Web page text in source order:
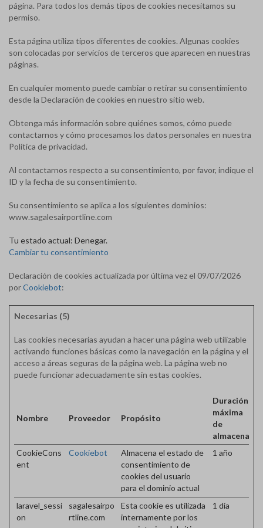
página. Para todos los demás tipos de cookies necesitamos su
permiso.
Esta página utiliza tipos diferentes de cookies. Algunas cookies
son colocadas por servicios de terceros que aparecen en nuestras
páginas.
En cualquier momento puede cambiar o retirar su consentimiento
desde la Declaración de cookies en nuestro sitio web.
Obtenga más información sobre quiénes somos, cómo puede
contactarnos y cómo procesamos los datos personales en nuestra
Política de privacidad.
Al contactarnos respecto a su consentimiento, por favor, indique el
ID y la fecha de su consentimiento.
Su consentimiento se aplica a los siguientes dominios:
www.sagalesairportline.com
Tu estado actual: Denegar.
Cambiar tu consentimiento
Declaración de cookies actualizada por última vez el 09/07/2026
porCookiebot:
Necesarias (5)
Las cookies necesarias ayudan a hacer una página web utilizable
activando funciones básicas como la navegación en la página y el
acceso a áreas seguras de la página web. La página web no
puede funcionar adecuadamente sin estas cookies.
Nombre Proveedor Propósito
Duración
máxima
de
CookieCons
ent
Cookiebot
Almacena el estado de
consentimiento de
cookies del usuario
para el dominio actual
1 año
laravel_sessi
on
sagalesairpo
rtline.com
Esta cookie es utilizada
internamente por los
1 día